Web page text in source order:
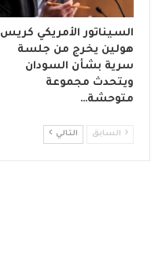
السيناتور الأمريكي كريس
هولين يخرج من جلسة
سرية بشأن السودان
ويتحدث مجموعة
متوحشة…
السابق التالي